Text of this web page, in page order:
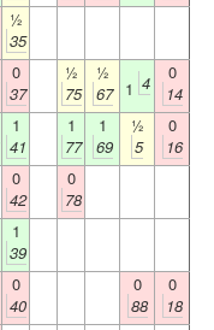
½
35
0
37
½
75
½
67
1 4
0
14
1
41
1
77
1
69
½
5
0
16
0
42
0
78
1
39
0
40
0
88
0
18